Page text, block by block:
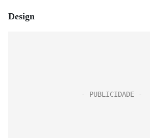
Design